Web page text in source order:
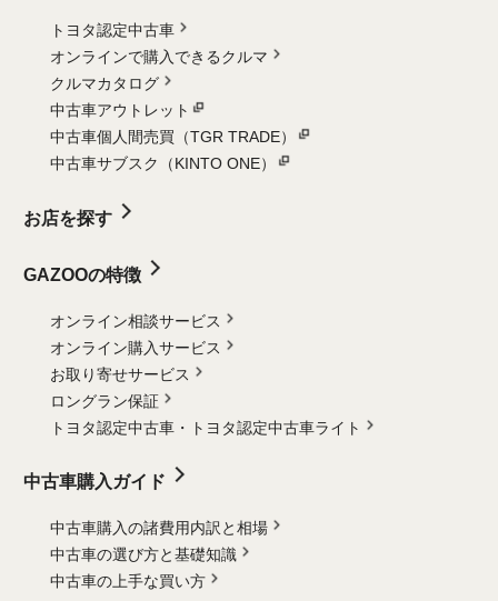
トヨタ認定中古車
オンラインで購入できるクルマ
クルマカタログ
中古車アウトレット
中古車個人間売買（TGR TRADE）
中古車サブスク（KINTO ONE）
お店を探す
GAZOOの特徴
オンライン相談サービス
オンライン購入サービス
お取り寄せサービス
ロングラン保証
トヨタ認定中古車・
トヨタ認定中古車ライト
中古車購入ガイド
中古車購入の諸費用内訳と相場
中古車の選び方と基礎知識
中古車の上手な買い方